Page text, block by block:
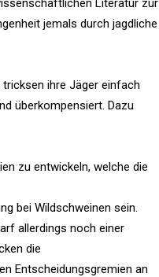
Literatur zur
jemals durch jagdliche
ihre Jäger einfach
überkompensiert. Dazu
zu entwickeln, welche die
bei Wildschweinen sein.
allerdings noch einer
die
Entscheidungsgremien an